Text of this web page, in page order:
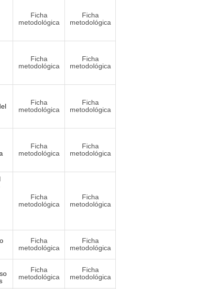
Ficha
metodológica
Ficha
metodológica
Ficha
metodológica
Ficha
metodológica
Ficha
metodológica
Ficha
metodológica
Ficha
metodológica
Ficha
metodológica
Ficha
metodológica
Ficha
metodológica
Ficha
metodológica
Ficha
metodológica
Ficha
metodológica
Ficha
metodológica